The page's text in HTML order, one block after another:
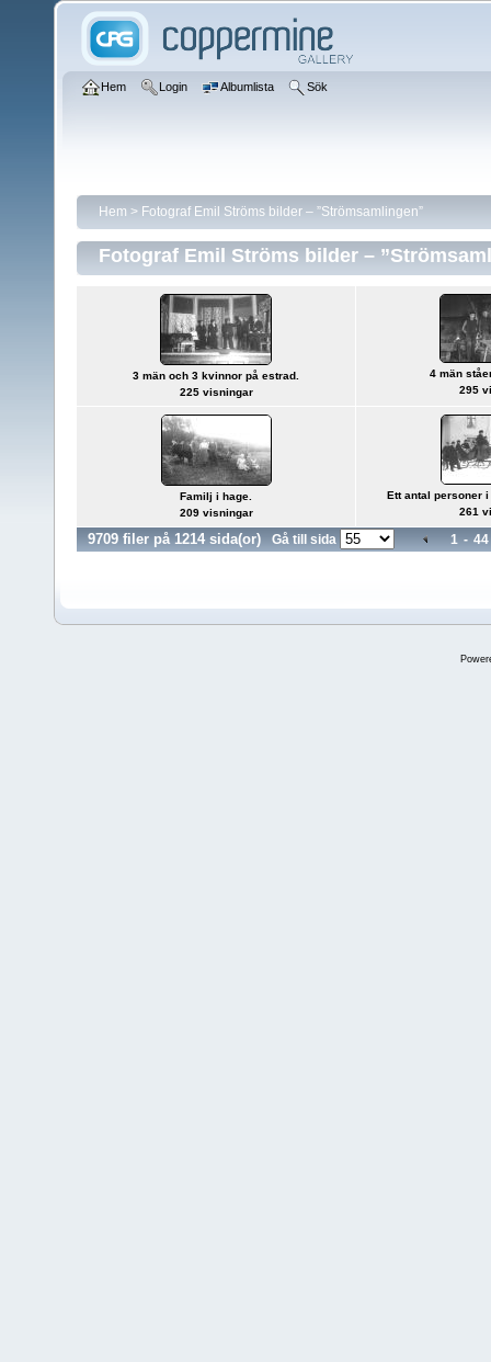
Hem Login Albumlista Sök
Hem > Fotograf Emil Ströms bilder – ”Strömsamlingen”
Fotograf Emil Ströms bilder –
3 män och 3 kvinnor på estrad.
225 visningar
4 män
295
Familj i hage.
209 visningar
Ett antal personer
261
9709 filer på 1214 sida(or) Gå till sida 1 - 44